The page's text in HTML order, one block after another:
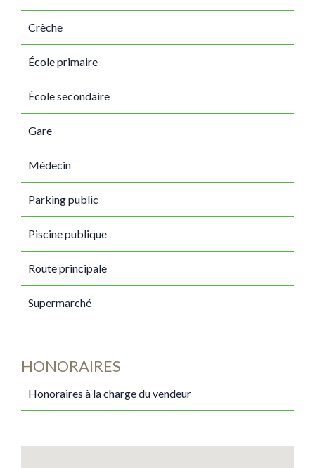
Crèche
École primaire
École secondaire
Gare
Médecin
Parking public
Piscine publique
Route principale
Supermarché
HONORAIRES
Honoraires à la charge du vendeur